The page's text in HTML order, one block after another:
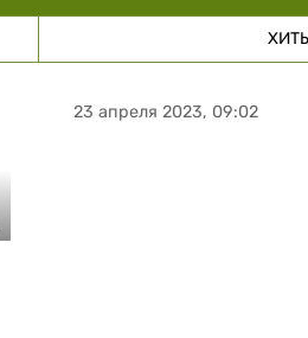
23 апреля 2023, 09:02